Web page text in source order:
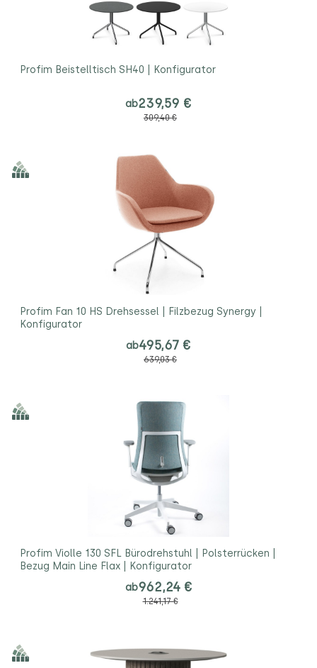
Profim Beistelltisch SH40 | Konfigurator
ab239,59 €
309,40 €
Profim Fan 10 HS Drehsessel | Filzbezug Synergy |
Konfigurator
ab495,67 €
639,03 €
Profim Violle 130 SFL Bürodrehstuhl | Polsterrücken |
Bezug Main Line Flax | Konfigurator
ab962,24 €
1.241,17 €